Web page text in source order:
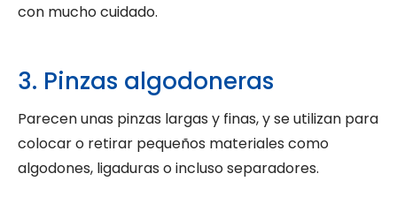
con mucho cuidado.
3. Pinzas algodoneras
Parecen unas pinzas largas y finas, y se utilizan para
colocar o retirar pequeños materiales como
algodones, ligaduras o incluso separadores.